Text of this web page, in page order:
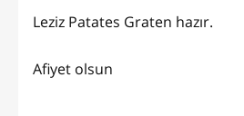
Leziz Patates Graten hazır.
Afiyet olsun